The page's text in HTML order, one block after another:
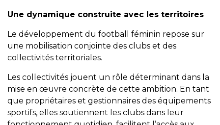
Une dynamique construite avec les territoires
Le développement du football féminin repose sur
une mobilisation conjointe des clubs et des
collectivités territoriales.
Les collectivités jouent un rôle déterminant dans la
mise en œuvre concrète de cette ambition. En tant
que propriétaires et gestionnaires des équipements
sportifs, elles soutiennent les clubs dans leur